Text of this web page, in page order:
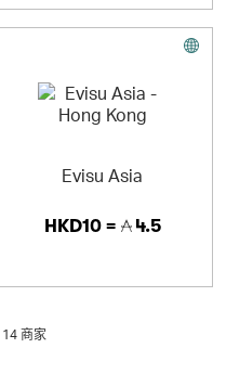
Evisu Asia
HKD10 = 4.5
14 商家